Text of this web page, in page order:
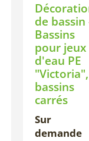
de bassin
Bassins
pour jeux
d'eau PE
"Victoria",
bassins
carrés
Sur
demande